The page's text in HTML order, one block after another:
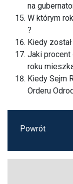
na
W którym
?
Kiedy
Jaki procent
roku
Kiedy Sejm
Orderu
Powrót